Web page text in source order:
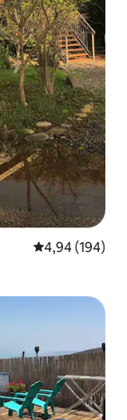
Průměrné
4,94 (194)